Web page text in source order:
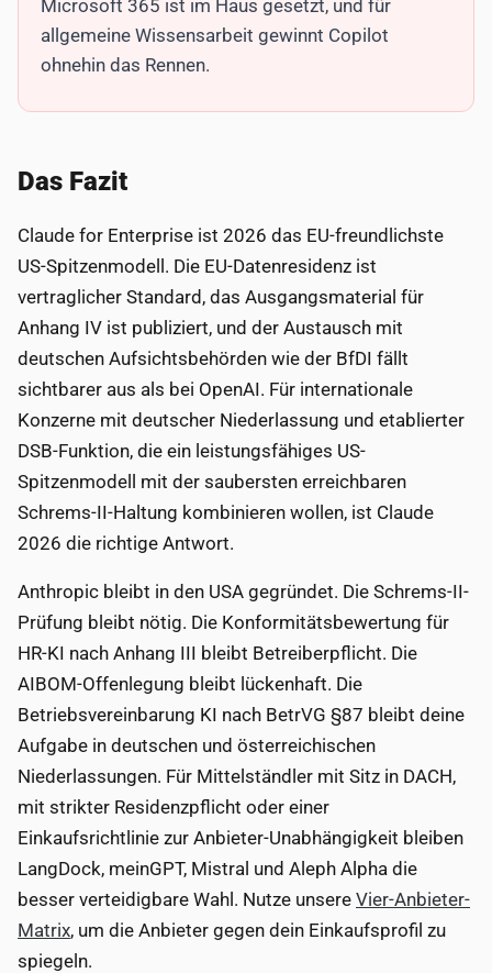
Microsoft 365 ist im Haus gesetzt, und für
allgemeine Wissensarbeit gewinnt Copilot
ohnehin das Rennen.
Das Fazit
Claude for Enterprise ist 2026 das EU-freundlichste
US-Spitzenmodell. Die EU-Datenresidenz ist
vertraglicher Standard, das Ausgangsmaterial für
Anhang IV ist publiziert, und der Austausch mit
deutschen Aufsichtsbehörden wie der BfDI fällt
sichtbarer aus als bei OpenAI. Für internationale
Konzerne mit deutscher Niederlassung und etablierter
DSB-Funktion, die ein leistungsfähiges US-
Spitzenmodell mit der saubersten erreichbaren
Schrems-II-Haltung kombinieren wollen, ist Claude
2026 die richtige Antwort.
Anthropic bleibt in den USA gegründet. Die Schrems-II-
Prüfung bleibt nötig. Die Konformitätsbewertung für
HR-KI nach Anhang III bleibt Betreiberpflicht. Die
AIBOM-Offenlegung bleibt lückenhaft. Die
Betriebsvereinbarung KI nach BetrVG §87 bleibt deine
Aufgabe in deutschen und österreichischen
Niederlassungen. Für Mittelständler mit Sitz in DACH,
mit strikter Residenzpflicht oder einer
Einkaufsrichtlinie zur Anbieter-Unabhängigkeit bleiben
LangDock, meinGPT, Mistral und Aleph Alpha die
besser verteidigbare Wahl. Nutze unsere Vier-Anbieter-
Matrix, um die Anbieter gegen dein Einkaufsprofil zu
spiegeln.